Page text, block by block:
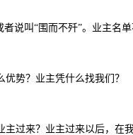
者说叫“围而不歼”。业主名
势？业主凭什么找我们？
主过来？业主过来以后，在